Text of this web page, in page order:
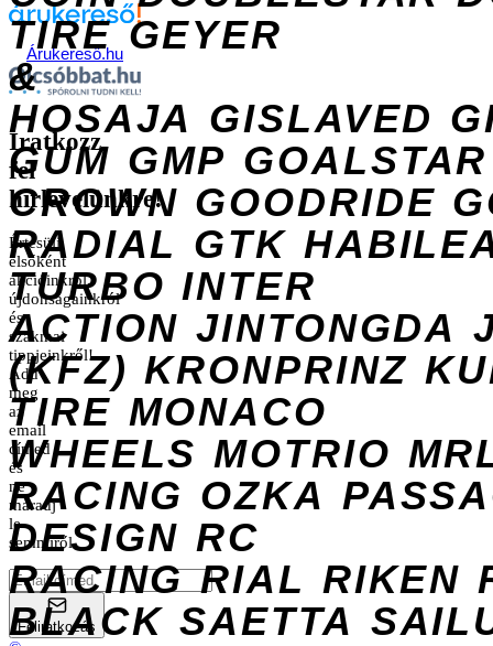
TIRE GEYER
&
HOSAJA GISLAVED
GUM GMP GOALSTAR
CROWN GOODRIDE
RADIAL GTK
TURBO INTER
ACTION JINTONGDA
(KFZ) KRONPRINZ
TIRE MONACO
WHEELS MOTRIO
RACING OZKA
DESIGN RC
RACING RIAL RIKEN
BLACK SAETTA
Árukereső.hu
Iratkozz
fel
hírlevelünkre!
Értesülj
elsőként
akcióinkról,
újdonságainkról
és
szakmai
tippjeinkről!
Add
meg
az
email
címed
és
ne
maradj
le
semmiről.
Feliratkozás